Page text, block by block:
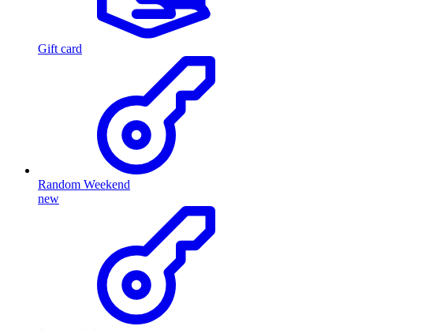
Gift card
Random Weekend
new